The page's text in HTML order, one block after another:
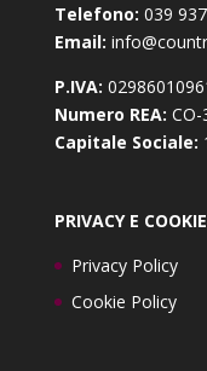
Telefono: 039
Email:
P.IVA:
Numero REA:
Capitale Sociale:
PRIVACY E COOKIE
Privacy Policy
Cookie Policy